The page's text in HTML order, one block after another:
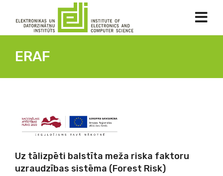
ERAF
Uz tālizpēti balstīta meža riska faktoru
uzraudzības sistēma (Forest Risk)